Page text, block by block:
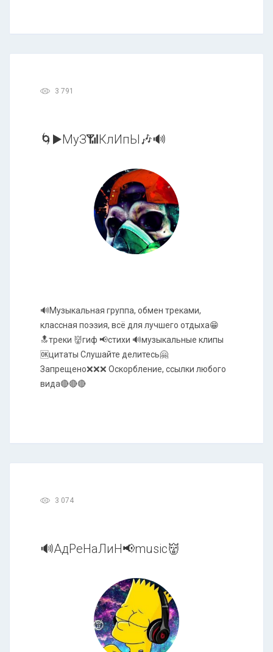
3 791
🌀▶️МуЗ📶КлИпЫ🎶🔊
🔊Музыкальная группа, обмен треками,
классная поэзия, всё для лучшего отдыха😁
🔝треки 👹гиф 📢стихи 🔊музыкальные клипы
🆗цитаты Слушайте делитесь🤗
Запрещено❌❌❌ Оскорбление, ссылки любого
вида🔴🔴🔴
3 074
🔊АдРеНаЛиН📢music👹